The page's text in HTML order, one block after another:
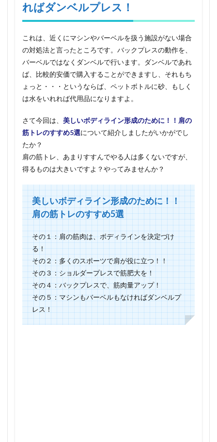
ればダンベルプレス！
これは、近くにマシンやバーベルを扱う施設がない場合
の対処法と言ったところです。バックプレスの動作を、
バーベルではなくダンベルで行います。ダンベルであれ
ば、比較的安価で購入することができますし、それもち
ょっと・・・というならば、ペットボトルに砂、もしく
は水をいれれば代用品になりますよ。
さて今回は、 美しいボディライン形成のために！！肩の
筋トレのすすめ5選について紹介しましたがいかがでし
たか？
肩の筋トレ、あまりすすんでやる人は多くないですが、
得るものは大きいですよ？やってみませんか？
美しいボディライン形成のために！！
肩の筋トレのすすめ5選
その１：肩の筋肉は、ボディラインを決定づけ
る！
その２：多くのスポーツで肩が役に立つ！！
その３：ショルダープレスで筋肥大を！
その４：バックプレスで、筋肉量アップ！
その５：マシンもバーベルもなければダンベルプ
レス！